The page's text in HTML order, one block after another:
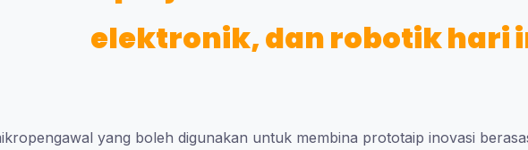
elektronik, dan robotik hari
yang boleh digunakan untuk membina prototaip inovasi